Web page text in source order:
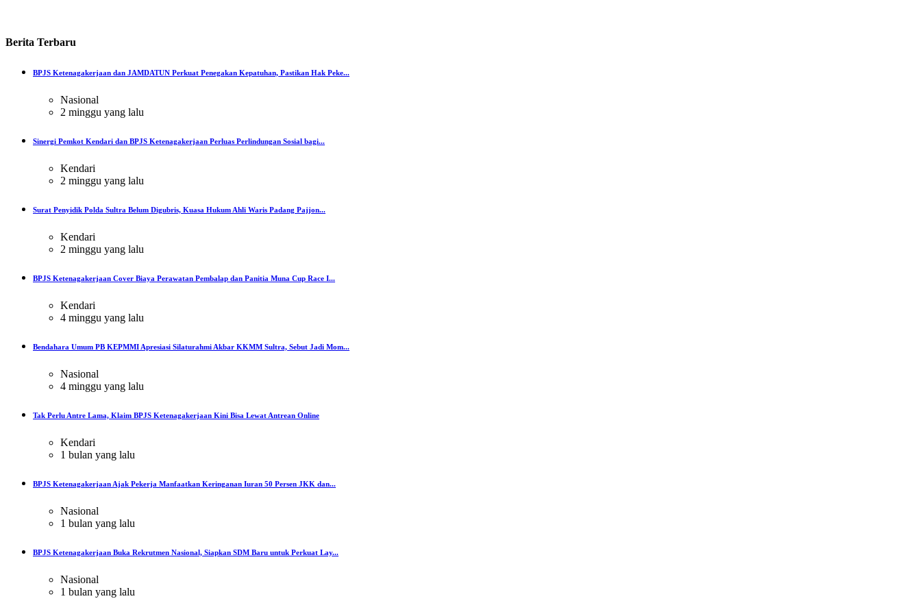
Berita Terbaru
BPJS Ketenagakerjaan dan JAMDATUN Perkuat Penegakan Kepatuhan, Pastikan Hak Peke...
Nasional
2 minggu yang lalu
Sinergi Pemkot Kendari dan BPJS Ketenagakerjaan Perluas Perlindungan Sosial bagi...
Kendari
2 minggu yang lalu
Surat Penyidik Polda Sultra Belum Digubris, Kuasa Hukum Ahli Waris Padang Pajjon...
Kendari
2 minggu yang lalu
BPJS Ketenagakerjaan Cover Biaya Perawatan Pembalap dan Panitia Muna Cup Race I...
Kendari
4 minggu yang lalu
Bendahara Umum PB KEPMMI Apresiasi Silaturahmi Akbar KKMM Sultra, Sebut Jadi Mom...
Nasional
4 minggu yang lalu
Tak Perlu Antre Lama, Klaim BPJS Ketenagakerjaan Kini Bisa Lewat Antrean Online
Kendari
1 bulan yang lalu
BPJS Ketenagakerjaan Ajak Pekerja Manfaatkan Keringanan Iuran 50 Persen JKK dan...
Nasional
1 bulan yang lalu
BPJS Ketenagakerjaan Buka Rekrutmen Nasional, Siapkan SDM Baru untuk Perkuat Lay...
Nasional
1 bulan yang lalu